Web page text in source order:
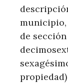
municipio,
de